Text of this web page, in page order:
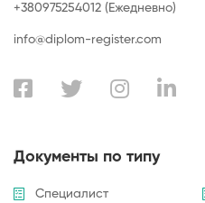
+380975254012 (Ежедневно)
info@diplom-register.com
Документы по типу
Специалист